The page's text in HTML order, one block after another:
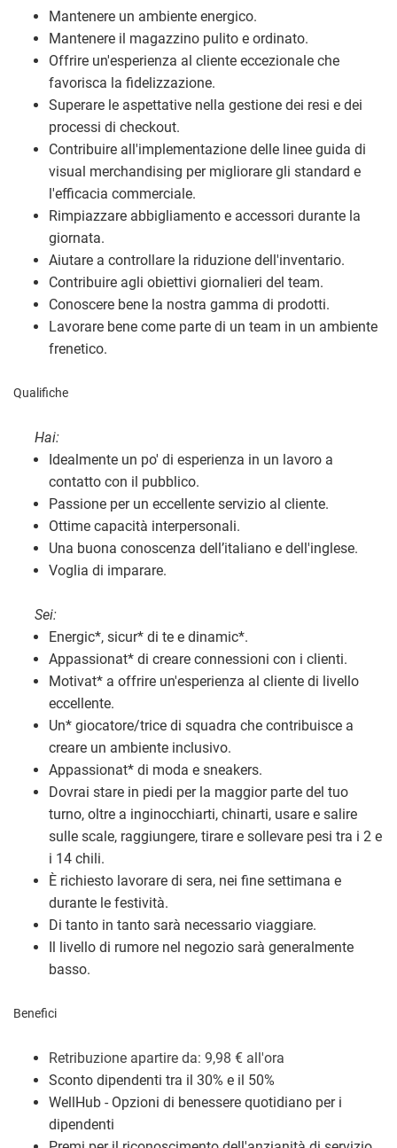
Mantenere un ambiente energico.
Mantenere il magazzino pulito e ordinato.
Offrire un'esperienza al cliente eccezionale che
favorisca la fidelizzazione.
Superare le aspettative nella gestione dei resi e dei
processi di checkout.
Contribuire all'implementazione delle linee guida di
visual merchandising per migliorare gli standard e
l'efficacia commerciale.
Rimpiazzare abbigliamento e accessori durante la
giornata.
Aiutare a controllare la riduzione dell'inventario.
Contribuire agli obiettivi giornalieri del team.
Conoscere bene la nostra gamma di prodotti.
Lavorare bene come parte di un team in un ambiente
frenetico.
Qualifiche
Hai:
Idealmente un po' di esperienza in un lavoro a
contatto con il pubblico.
Passione per un eccellente servizio al cliente.
Ottime capacità interpersonali.
Una buona conoscenza dell’italiano e dell'inglese.
Voglia di imparare.
Sei:
Energic*, sicur* di te e dinamic*.
Appassionat* di creare connessioni con i clienti.
Motivat* a offrire un'esperienza al cliente di livello
eccellente.
Un* giocatore/trice di squadra che contribuisce a
creare un ambiente inclusivo.
Appassionat* di moda e sneakers.
Dovrai stare in piedi per la maggior parte del tuo
turno, oltre a inginocchiarti, chinarti, usare e salire
sulle scale, raggiungere, tirare e sollevare pesi tra i 2 e
i 14 chili.
È richiesto lavorare di sera, nei fine settimana e
durante le festività.
Di tanto in tanto sarà necessario viaggiare.
Il livello di rumore nel negozio sarà generalmente
basso.
Benefici
Retribuzione apartire da: 9,98 € all'ora
Sconto dipendenti tra il 30% e il 50%
WellHub - Opzioni di benessere quotidiano per i
dipendenti